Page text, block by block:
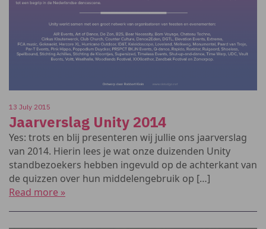
13 July 2015
Jaarverslag Unity 2014
Yes: trots en blij presenteren wij jullie ons jaarverslag
van 2014. Hierin lees je wat onze duizenden Unity
standbezoekers hebben ingevuld op de achterkant van
de quizzen over hun middelengebruik op […]
Read more »